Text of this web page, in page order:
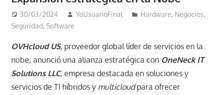
30/03/2024 YoUsuarioFinal Hardware, Negocios,
Seguridad, Software
OVHcloud US, proveedor global líder de servicios en la
nube, anunció una alianza estratégica con OneNeck IT
Solutions LLC, empresa destacada en soluciones y
servicios de TI híbridos y multicloudpara ofrecer